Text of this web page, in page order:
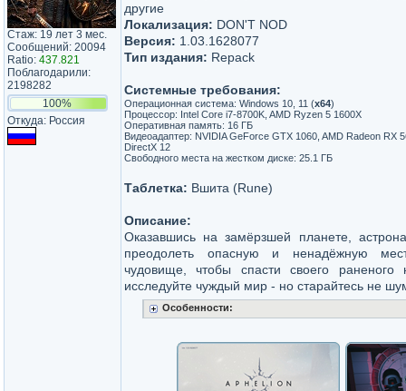
Стаж: 19 лет 3 мес.
Сообщений: 20094
Ratio: 437.821
Поблагодарили:
2198282
100%
Откуда: Россия
другие
Локализация: DON'T NOD
Версия: 1.03.1628077
Тип издания: Repack
Системные требования:
Операционная система: Windows 10, 11 (x64)
Процессор: Intel Core i7-8700K, AMD Ryzen 5 1600X
Оперативная память: 16 ГБ
Видеоадаптер: NVIDIA GeForce GTX 1060, AMD Radeon RX
DirectX 12
Свободного места на жестком диске: 25.1 ГБ
Таблетка: Вшита (Rune)
Описание:
Оказавшись на замёрзшей планете,
преодолеть опасную и ненадёжную
чудовище, чтобы спасти своего раненого
исследуйте чуждый мир - но старайтесь не
Особенности: